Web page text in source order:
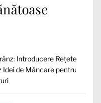
Introducere Rețete
Idei de Mâncare pentru